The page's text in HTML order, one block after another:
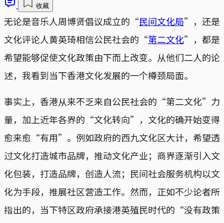
收藏
无论是音乐人周博贤倡议成立的“民间文化局”，还是
文化评论人黄英琦相信公民社会的“第二文化”，都是
希望能够促使文化政策由下而上改变。从他们二人的论
述，我看到当下香港文化发展的一个樽颈局面。
事实上，香港从来不乏来自公民社会的“第二文化”力
量，加上近年各界的“文化转向”，文化的确开始变得
愈来愈“有用”。例如政府的西九文化区大计，希望透
过文化打造城市品牌，推动文化产业；商界逐渐引入文
化包装，打造品牌，创造人流；民间社会服务机构以文
化为手段，推展社区营造工作。然而，正如不少论者所
指出的，当下特区政府承接港英殖民时代的“没有政策